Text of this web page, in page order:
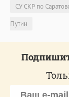
СУ СКР по
Путин